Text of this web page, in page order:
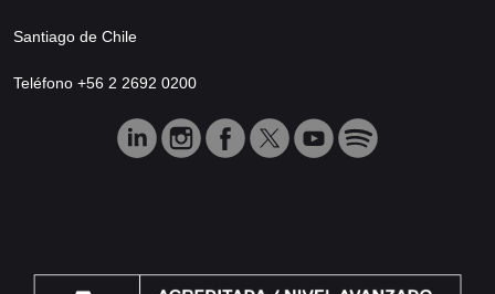
Santiago de Chile
Teléfono +56 2 2692 0200